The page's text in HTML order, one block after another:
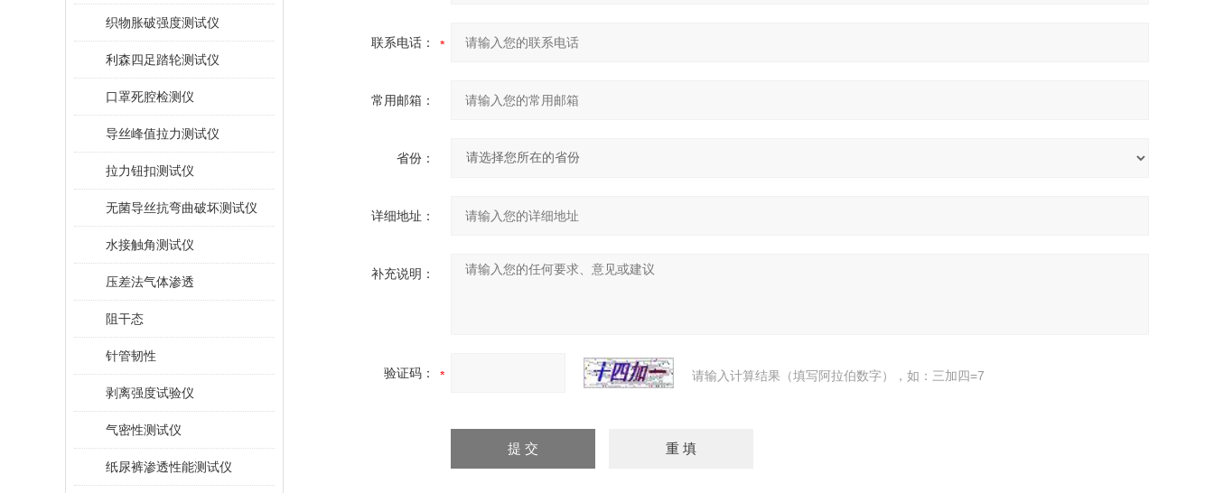
织物胀破强度测试仪
利森四足踏轮测试仪
口罩死腔检测仪
导丝峰值拉力测试仪
拉力钮扣测试仪
无菌导丝抗弯曲破坏测试仪
水接触角测试仪
压差法气体渗透
阻干态
针管韧性
剥离强度试验仪
气密性测试仪
纸尿裤渗透性能测试仪
联系电话：
常用邮箱：
省份：
详细地址：
补充说明：
验证码： 请输入计算结果（填写阿拉伯数字），如：三加四=7